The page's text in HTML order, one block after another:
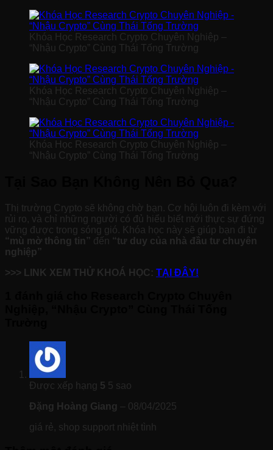
Khóa Học Research Crypto Chuyên Nghiệp –
“Nhậu Crypto” Cùng Thái Tống Trường
Khóa Học Research Crypto Chuyên Nghiệp –
“Nhậu Crypto” Cùng Thái Tống Trường
Khóa Học Research Crypto Chuyên Nghiệp –
“Nhậu Crypto” Cùng Thái Tống Trường
Thị trường Crypto sẽ không chờ bạn. Cơ hội luôn đi kèm với
rủi ro, và chỉ những người có đủ hiểu biết mới thực sự đứng
vững được trong sóng gió. Khóa học này sẽ giúp bạn đi từ
“mù mờ thông tin” đến “tư duy của nhà đầu tư chuyên
nghiệp”
>>> LINK XEM THỬ KHOÁ HỌC: TẠI ĐÂY!
Được xếp hạng 5 5 sao
Đặng Hoàng Giang – 08/04/2025
giá rẻ, shop support nhiệt tình